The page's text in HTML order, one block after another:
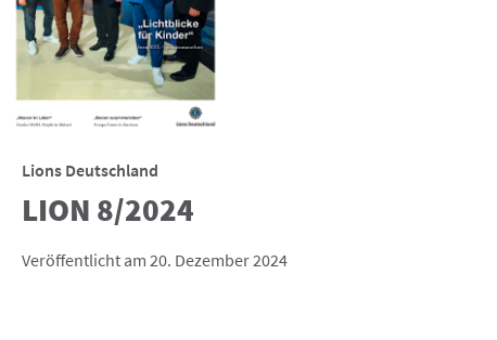
Lions Deutschland
LION 8/2024
Veröffentlicht am 20. Dezember 2024